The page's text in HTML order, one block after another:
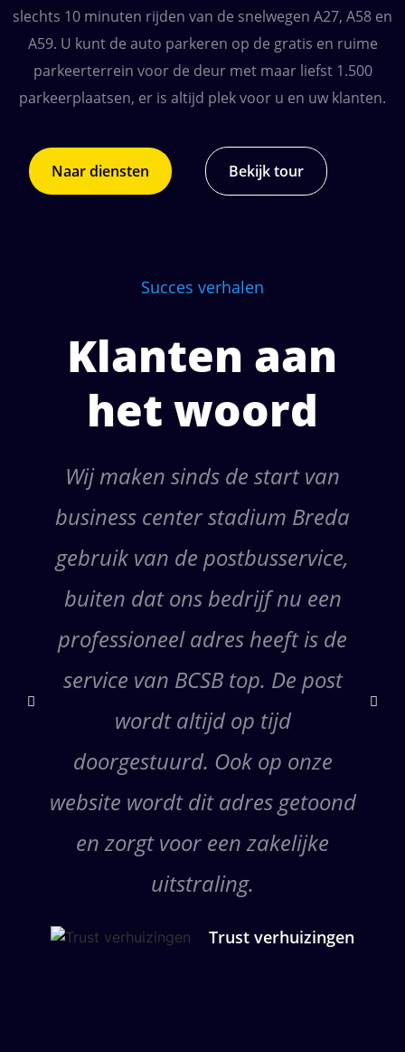
slechts 10 minuten rijden van de snelwegen A27, A58 en
A59. U kunt de auto parkeren op de gratis en ruime
parkeerterrein voor de deur met maar liefst 1.500
parkeerplaatsen, er is altijd plek voor u en uw klanten.
Naar diensten Bekijk tour
Succes verhalen
Klanten aan
het woord
Wij maken sinds de start van
business center stadium Breda
gebruik van de postbusservice,
buiten dat ons bedrijf nu een
professioneel adres heeft is de
service van BCSB top. De post
wordt altijd op tijd
doorgestuurd. Ook op onze
website wordt dit adres getoond
en zorgt voor een zakelijke
uitstraling.
Trust verhuizingen